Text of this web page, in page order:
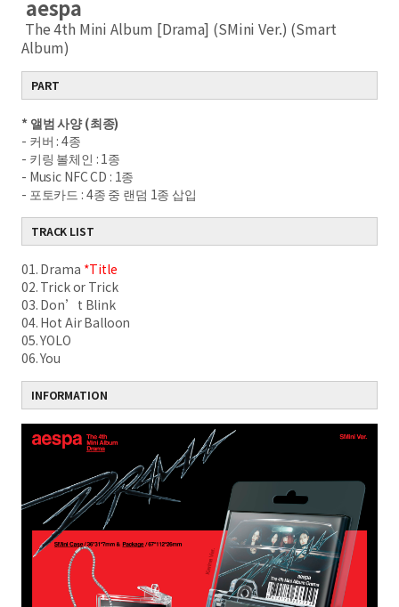
aespa
The 4th Mini Album [Drama] (SMini Ver.) (Smart
Album)
PART
* 앨범 사양 (최종)
- 커버 : 4종
- 키링 볼체인 : 1종
- Music NFC CD : 1종
- 포토카드 : 4종 중 랜덤 1종 삽입
TRACK LIST
01. Drama *Title
02. Trick or Trick
03. Don’t Blink
04. Hot Air Balloon
05. YOLO
06. You
INFORMATION